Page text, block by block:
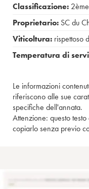
Classificazione:
Proprietario: SC du
Viticoltura: rispettoso
Temperatura di
Le informazioni
riferiscono alle sue
specifiche dell'annata.
Attenzione: questo
copiarlo senza previo